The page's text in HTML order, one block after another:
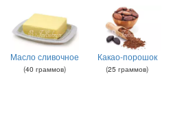
Масло сливочное
(40 граммов)
Какао-порошок
(25 граммов)